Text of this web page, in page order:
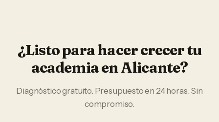
¿Listo para hacer crecer tu
academiaenAlicante?
Diagnóstico gratuito. Presupuesto en 24 horas. Sin
compromiso.